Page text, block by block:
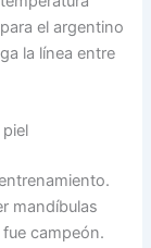
el argentino
la línea entre
mandíbulas
campeón.